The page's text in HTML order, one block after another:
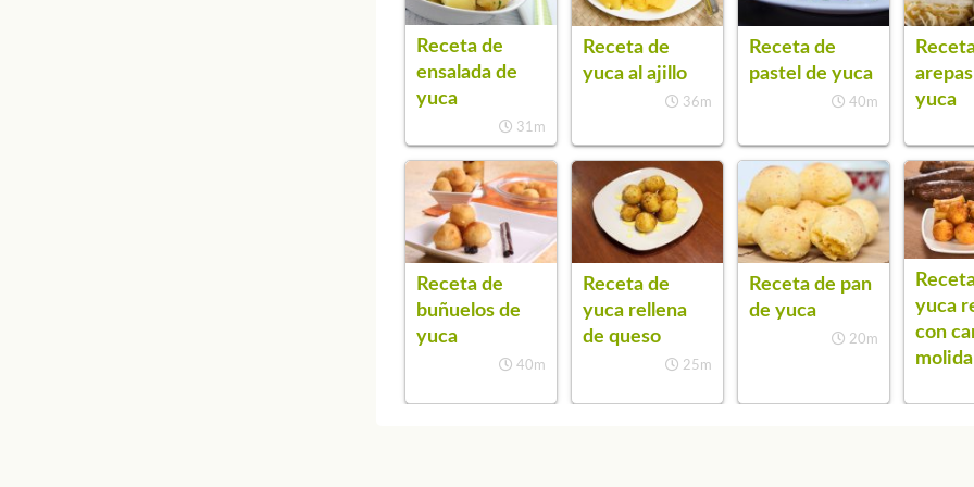
Receta de
ensalada de
yuca
31m
Receta de
yuca al ajillo
36m
Receta de
pastel de yuca
40m
yuca
Receta de
buñuelos de
yuca
40m
Receta de
yuca rellena
de queso
25m
Receta de pan
de yuca
20m
yuca
con
molida